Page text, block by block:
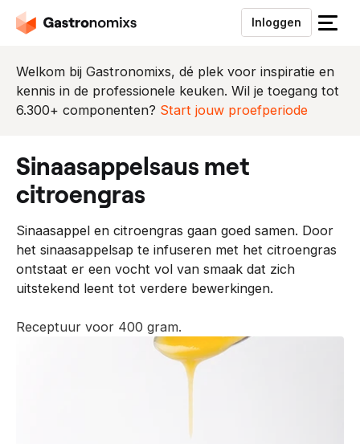
Inloggen
S
u
i
Welkom bij Gastronomixs, dé plek voor inspiratie en
kennis in de professionele keuken. Wil je toegang tot
6.300+ componenten? Start jouw proefperiode
sinaasappelsaus met
citroengras
Sinaasappel en citroengras gaan goed samen. Door
het sinaasappelsap te infuseren met het citroengras
ontstaat er een vocht vol van smaak dat zich
uitstekend leent tot verdere bewerkingen.
Receptuur voor 400 gram.